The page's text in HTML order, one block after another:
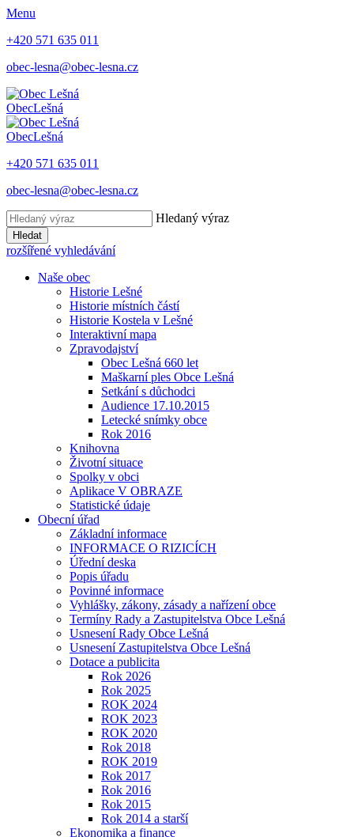
Menu
+420 571 635 011
obec-lesna@obec-lesna.cz
ObecLešná
ObecLešná
+420 571 635 011
obec-lesna@obec-lesna.cz
Hledaný výraz
Hledat
rozšířené vyhledávání
Naše obec
Historie Lešné
Historie místních částí
Historie Kostela v Lešné
Interaktivní mapa
Zpravodajství
Obec Lešná 660 let
Maškarní ples Obce Lešná
Setkání s důchodci
Audience 17.10.2015
Letecké snímky obce
Rok 2016
Knihovna
Životní situace
Spolky v obci
Aplikace V OBRAZE
Statistické údaje
Obecní úřad
Základní informace
INFORMACE O RIZICÍCH
Úřední deska
Popis úřadu
Povinné informace
Vyhlášky, zákony, zásady a nařízení obce
Termíny Rady a Zastupitelstva Obce Lešná
Usnesení Rady Obce Lešná
Usnesení Zastupitelstva Obce Lešná
Dotace a publicita
Rok 2026
Rok 2025
ROK 2024
ROK 2023
ROK 2020
Rok 2018
ROK 2019
Rok 2017
Rok 2016
Rok 2015
Rok 2014 a starší
Ekonomika a finance